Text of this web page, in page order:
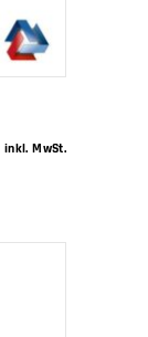
inkl. MwSt.